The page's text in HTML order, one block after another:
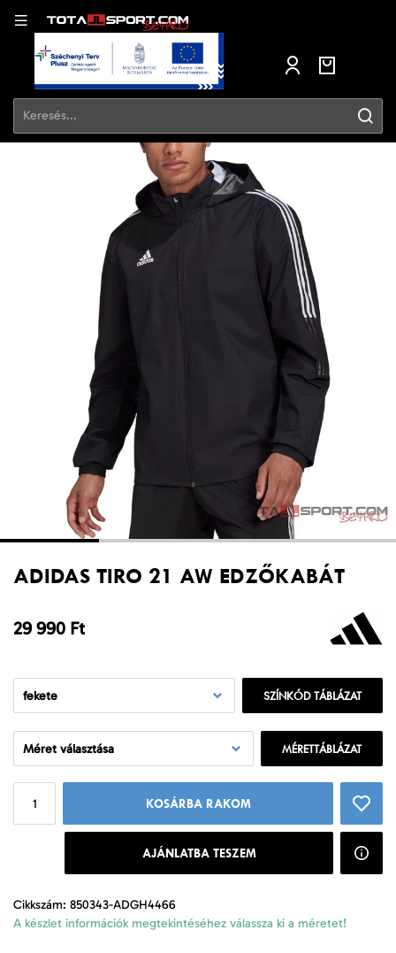
ADIDAS TIRO 21 AW EDZŐKABÁT
29 990 Ft
fekete SZÍNKÓD TÁBLÁZAT
Méret választása MÉRETTÁBLÁZAT
KOSÁRBA RAKOM
AJÁNLATBA TESZEM
Cikkszám: 850343-ADGH4466
A készlet információk megtekintéséhez válassza ki a méretet!